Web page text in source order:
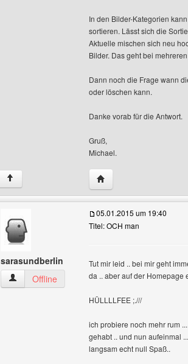
In den Bilder-Kategorien
sortieren. Lässt sich die
Aktuelle mischen sich neu
Bilder. Das geht bei
Dann noch die Frage wann
oder löschen kann.
Danke vorab für die Antwort.
Gruß,
Michael.
↑ Website dieses
sarasundberlin
sarasundberlin Benutzer-Profile anzeigen
Offline
05.01.2015 um 19:40
Titel: OCH man
Tut mir leid .. bei mir geht
da .. aber auf der Homepage
HÜLLLLFEE ;.///
ich probiere noch mehr rum
gehabt .. und nun aufeinmal
langsam echt null Spaß..